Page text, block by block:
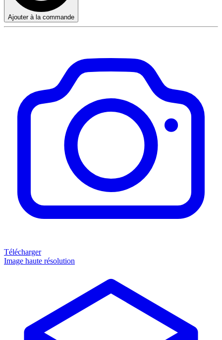
Ajouter à la commande
Télécharger
Image haute résolution